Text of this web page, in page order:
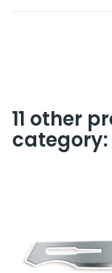
11 other
category: